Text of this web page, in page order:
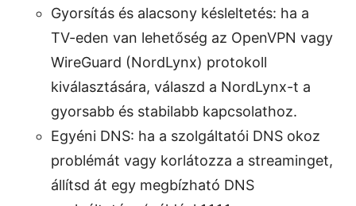
Gyorsítás és alacsony késleltetés: ha a
TV-eden van lehetőség az OpenVPN vagy
WireGuard (NordLynx) protokoll
kiválasztására, válaszd a NordLynx-t a
gyorsabb és stabilabb kapcsolathoz.
Egyéni DNS: ha a szolgáltatói DNS okoz
problémát vagy korlátozza a streaminget,
állítsd át egy megbízható DNS